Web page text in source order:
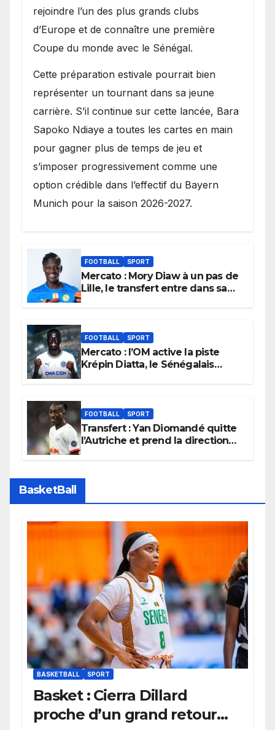
rejoindre l’un des plus grands clubs
d’Europe et de connaître une première
Coupe du monde avec le Sénégal.
Cette préparation estivale pourrait bien
représenter un tournant dans sa jeune
carrière. S’il continue sur cette lancée, Bara
Sapoko Ndiaye a toutes les cartes en main
pour gagner plus de temps de jeu et
s’imposer progressivement comme une
option crédible dans l’effectif du Bayern
Munich pour la saison 2026-2027.
FOOTBALL SPORT
Mercato : Mory Diaw à un pas de
Lille, le transfert entre dans sa
FOOTBALL SPORT
Mercato : l’OM active la piste
Krépin Diatta, le Sénégalais
FOOTBALL SPORT
Transfert : Yan Diomandé quitte
l’Autriche et prend la direction
BasketBall
BASKETBALL SPORT
Basket : Cierra Dillard
proche d’un grand retour